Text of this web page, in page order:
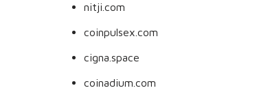
nitji.com
coinpulsex.com
cigna.space
coinadium.com